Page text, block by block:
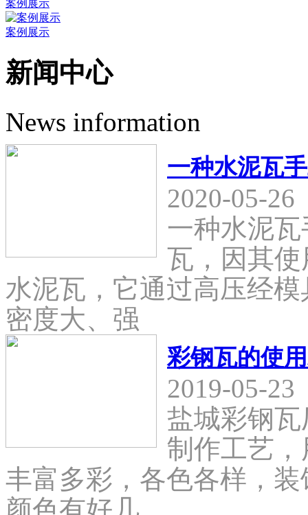
案例展示
案例展示
新闻中心
News information
一种水泥瓦
2020-05-26
一种水泥
瓦，因其
水泥瓦，它通过高压经
密度大、强
彩钢瓦的使
2019-05-23
盐城彩钢
制作工艺
丰富多彩，各色各样，
颜色有好几